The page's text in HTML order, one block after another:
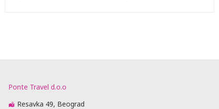
Ponte Travel d.o.o
Resavka 49, Beograd